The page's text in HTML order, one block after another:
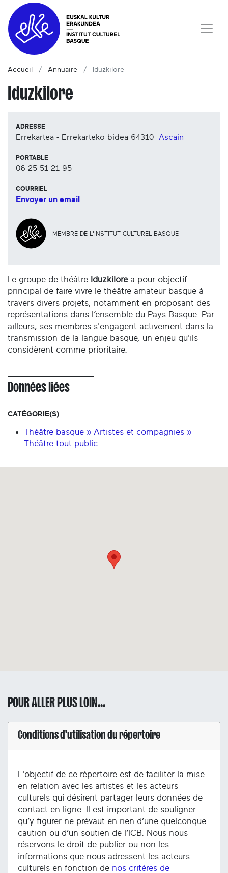
Accueil Annuaire Iduzkilore
Iduzkilore
ADRESSE
Errekartea - Errekarteko bidea 64310 Ascain
PORTABLE
06 25 51 21 95
COURRIEL
Envoyer un email
MEMBRE DE L'INSTITUT CULTUREL BASQUE
Le groupe de théâtre Iduzkilorea pour objectif
principal de faire vivre le théâtre amateur basque à
travers divers projets, notamment en proposant des
représentations dans l’ensemble du Pays Basque. Par
ailleurs, ses membres s'engagent activement dans la
transmission de la langue basque, un enjeu qu'ils
considèrent comme prioritaire.
Données liées
CATÉGORIE(S)
Théâtre basque » Artistes et compagnies »
Théâtre tout public
POUR ALLER PLUS LOIN...
Conditions d'utilisation du répertoire
L'objectif de ce répertoire est de faciliter la mise
en relation avec les artistes et les acteurs
culturels qui désirent partager leurs données de
contact en ligne. Il est important de souligner
qu’y figurer ne prévaut en rien d’une quelconque
caution ou d’un soutien de l’ICB. Nous nous
réservons le droit de publier ou non les
informations que nous adressent les acteurs
culturels en fonction de nos critères de